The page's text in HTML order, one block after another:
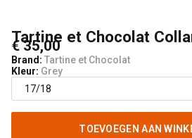
Tartine et Chocolat
€ 35,00
Brand: Tartine et Chocolat
Kleur: Grey
TOEVOEGEN AAN